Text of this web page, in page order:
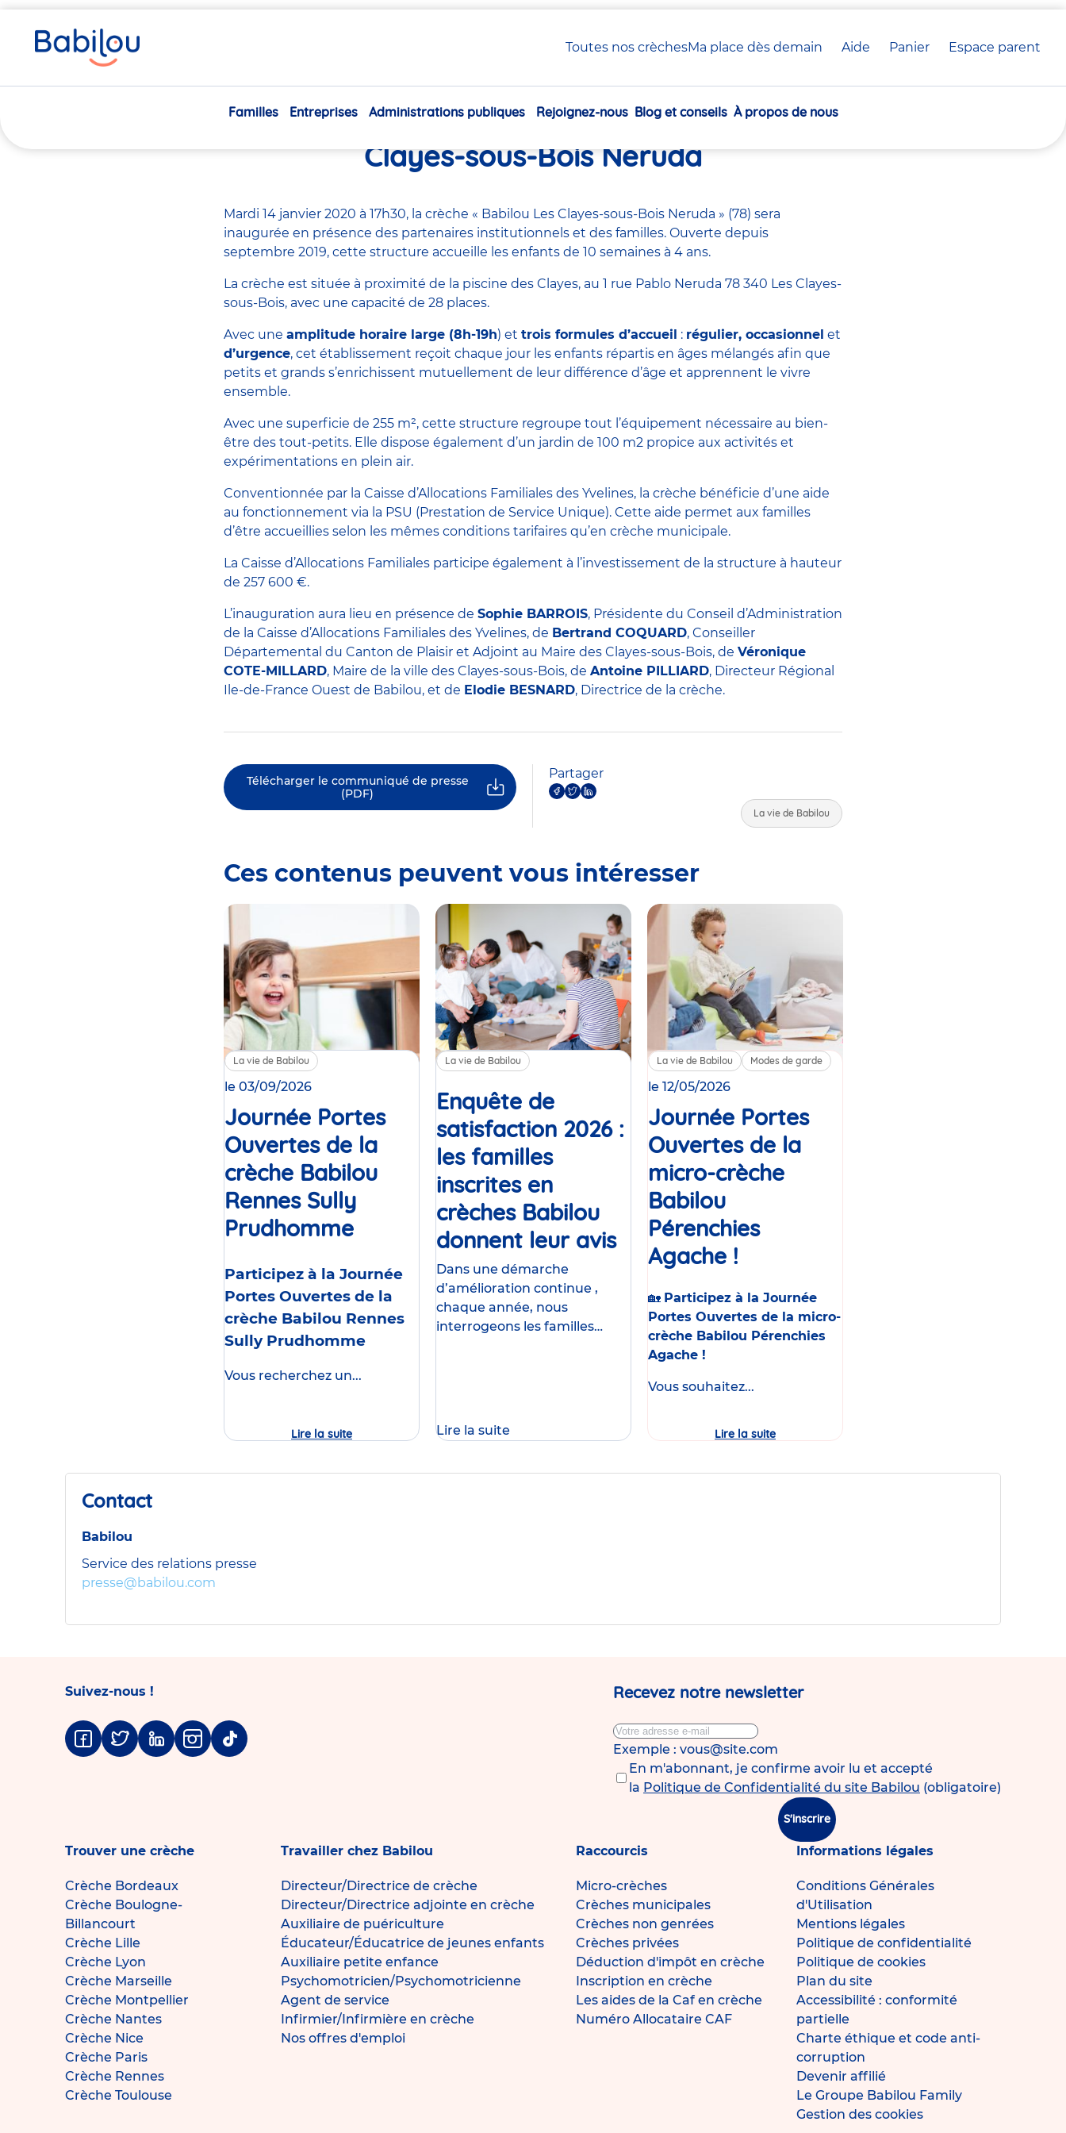
Toutes nos crèchesMa place dès demain Aide Panier crèche(s)
Espace parent
Navigation
Familles Entreprises Administrations publiques Rejoignez-nous Blog et conseils À propos de nous
êtes
ici
Inauguration de la crèche Babilou Les
Clayes-sous-Bois Neruda
Mardi 14 janvier 2020 à 17h30, la crèche « Babilou Les Clayes-sous-Bois Neruda » (78) sera
inaugurée en présence des partenaires institutionnels et des familles. Ouverte depuis
septembre 2019, cette structure accueille les enfants de 10 semaines à 4 ans.
La crèche est située à proximité de la piscine des Clayes, au 1 rue Pablo Neruda 78 340 Les Clayes-
sous-Bois, avec une capacité de 28 places.
Avec une amplitude horaire large (8h-19h) et trois formules d’accueil : régulier, occasionnel et
d’urgence, cet établissement reçoit chaque jour les enfants répartis en âges mélangés afin que
petits et grands s’enrichissent mutuellement de leur différence d’âge et apprennent le vivre
ensemble.
Avec une superficie de 255 m², cette structure regroupe tout l’équipement nécessaire au bien-
être des tout-petits. Elle dispose également d’un jardin de 100 m2 propice aux activités et
expérimentations en plein air.
Conventionnée par la Caisse d’Allocations Familiales des Yvelines, la crèche bénéficie d’une aide
au fonctionnement via la PSU (Prestation de Service Unique). Cette aide permet aux familles
d’être accueillies selon les mêmes conditions tarifaires qu’en crèche municipale.
La Caisse d’Allocations Familiales participe également à l’investissement de la structure à hauteur
de 257 600 €.
L’inauguration aura lieu en présence de Sophie BARROIS, Présidente du Conseil d’Administration
de la Caisse d’Allocations Familiales des Yvelines, de Bertrand COQUARD, Conseiller
Départemental du Canton de Plaisir et Adjoint au Maire des Clayes-sous-Bois, de Véronique
COTE-MILLARD, Maire de la ville des Clayes-sous-Bois, de Antoine PILLIARD, Directeur Régional
Ile-de-France Ouest de Babilou, et de Elodie BESNARD, Directrice de la crèche.
Télécharger le communiqué de presse
(PDF)
Partager
La vie de Babilou
Ces contenus peuvent vous intéresser
La vie de Babilou
le 03/09/2026
Journée Portes
Ouvertes de la
crèche Babilou
Rennes Sully
Prudhomme Événement
Participez à la Journée
Portes Ouvertes de la
crèche Babilou Rennes
Sully Prudhomme
Vous recherchez un...
Lire la suite
Portes
de
La vie de Babilou
Enquête de
satisfaction 2026 :
les familles
inscrites en
crèches Babilou
donnent leur avisArticle
Dans une démarche
d’amélioration continue ,
chaque année, nous
interrogeons les familles
Lire la suite
La vie de Babilou Modes de garde
le 12/05/2026
Journée Portes
Ouvertes de la
micro-crèche
Babilou
Pérenchies
Agache !
🏡 Participez à la Journée
Portes Ouvertes de la micro-
crèche Babilou Pérenchies
Agache !
Vous souhaitez...
Lire la suite
Portes
de
Contact
Babilou
Service des relations presse
presse@babilou.com
Suivez-nous !
Facebook
TwitterLinkedinInstagram
Tiktok
Recevez notre newsletter
Exemple : vous@site.com
En m'abonnant, je confirme avoir lu et accepté
la Politique de Confidentialité du site Babilou (obligatoire)
S'inscrire
Trouver une crèche
Crèche Bordeaux
Crèche Boulogne-
Billancourt
Crèche Lille
Crèche Lyon
Crèche Marseille
Crèche Montpellier
Crèche Nantes
Crèche Nice
Crèche Paris
Crèche Rennes
Crèche Toulouse
Travailler chez Babilou
Directeur/Directrice de crèche
Directeur/Directrice adjointe en crèche
Auxiliaire de puériculture
Éducateur/Éducatrice de jeunes enfants
Auxiliaire petite enfance
Psychomotricien/Psychomotricienne
Agent de service
Infirmier/Infirmière en crèche
Nos offres d'emploi
Raccourcis
Micro-crèches
Crèches municipales
Crèches non genrées
Crèches privées
Déduction d'impôt en crèche
Inscription en crèche
Les aides de la Caf en crèche
Numéro Allocataire CAF
Informations légales
Conditions Générales
d'Utilisation
Mentions légales
Politique de confidentialité
Politique de cookies
Plan du site
Accessibilité : conformité
partielle
Charte éthique et code anti-
corruption
Devenir affilié
Le Groupe Babilou Family
Gestion des cookies